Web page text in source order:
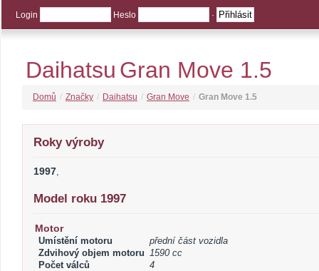
Login Heslo ·
Daihatsu Gran Move 1.5
Domů / Značky / Daihatsu / Gran Move / Gran Move 1.5
Roky výroby
1997,
Model roku 1997
Motor
Umístění motoru
přední část vozidla
Zdvihový objem motoru 1590 cc
Počet válců
4